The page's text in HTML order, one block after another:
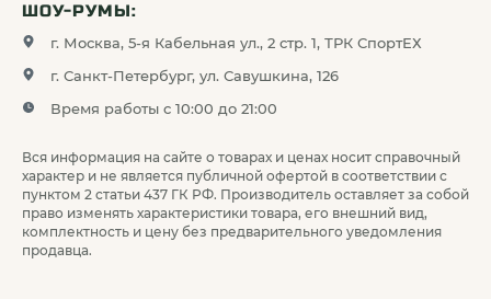
чехла для оптического прицела. Кроме того,
применение защитных средств существенно
повышает стойкость оборудования к суровым
условиям эксплуатации и продлевает его
Купить неопреновые чехлы для
оптических прицелов ARTELV
ШОУ-РУМЫ:
г. Москва, 5-я Кабельная ул., 2 стр. 1, ТРК СпортЕХ
г. Санкт-Петербург, ул. Савушкина, 126
Время работы с 10:00 до 21:00
Вся информация на сайте о товарах и ценах носит справочный
характер и не является публичной офертой в соответствии с
пунктом 2 статьи 437 ГК РФ. Производитель оставляет за собой
право изменять характеристики товара, его внешний вид,
комплектность и цену без предварительного уведомления
продавца.